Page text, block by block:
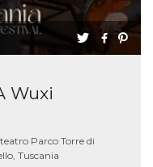
Wuxi
Parco Torre di
Tuscania